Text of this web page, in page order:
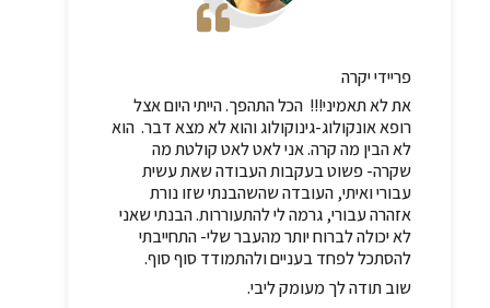
פריידי יקרה
את לא תאמיני!!! הכל התהפך. הייתי היום אצל
רופא אונקולוג-גינוקולוג והוא לא מצא דבר. הוא
לא הבין מה קרה. אני לאט לאט קולטת מה
שקרה- פשוט בעקבות העבודה שאת עשית
עבורי ואיתי, העובדה שהשהבנתי שזו נורת
אזהרה עבורי, גרמה לי להתעוררות. הבנתי שאני
לא יכולה לברוח יותר מהעבר שלי- התחייבתי
להסתכל לפחד בעניים ולהתמודד סוף סוף.
שוב תודה לך מעומק ליבי.